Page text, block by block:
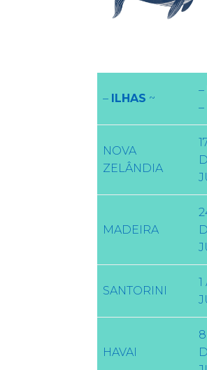
– ILHAS ~
–
–
NOVA
ZELÂNDIA
MADEIRA
SANTORINI
1
HAVAI